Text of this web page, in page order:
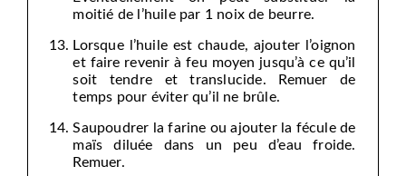
moitié de l’huile par 1 noix de beurre.
Lorsque l’huile est chaude, ajouter l’oignon
et faire revenir à feu moyen jusqu’à ce qu’il
soit tendre et translucide. Remuer de
temps pour éviter qu’il ne brûle.
Saupoudrer la farine ou ajouter la fécule de
maïs diluée dans un peu d’eau froide.
Remuer.